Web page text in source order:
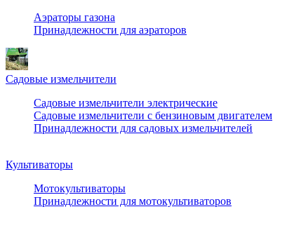
Аэраторы газона
Принадлежности для аэраторов
Садовые измельчители
Садовые измельчители электрические
Садовые измельчители с бензиновым двигателем
Принадлежности для садовых измельчителей
Культиваторы
Мотокультиваторы
Принадлежности для мотокультиваторов